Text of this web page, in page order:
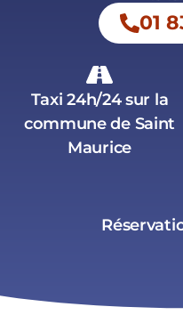
01
Taxi 24h/24 sur la
commune de Saint
Maurice